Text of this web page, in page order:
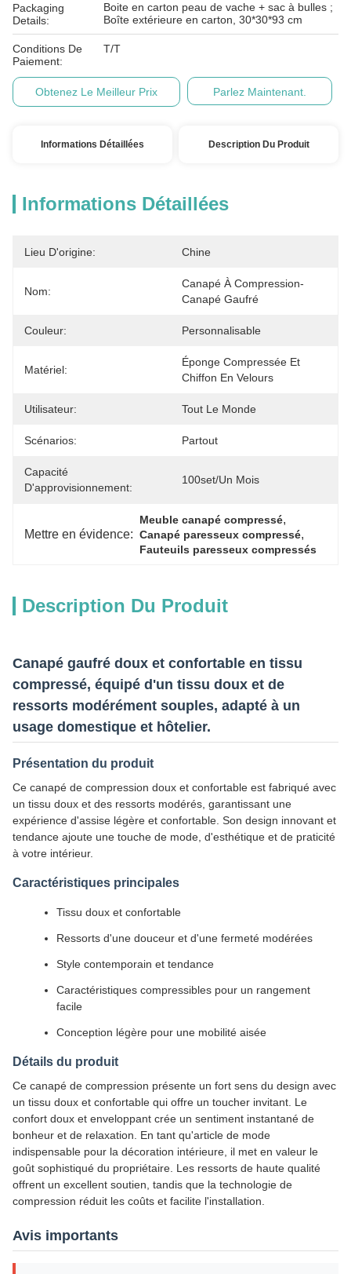
Packaging
Details:
Boite en carton peau de vache + sac à bulles ;
Boîte extérieure en carton, 30*30*93 cm
Conditions De
Paiement:
T/T
Obtenez Le Meilleur Prix Parlez Maintenant.
Informations Détaillées Description Du Produit
Informations Détaillées
Lieu D'origine: Chine
Nom:
Canapé À Compression-
Canapé Gaufré
Couleur: Personnalisable
Matériel:
Éponge Compressée Et
Chiffon En Velours
Utilisateur: Tout Le Monde
Scénarios: Partout
Capacité
D'approvisionnement:
100set/un Mois
Mettre en évidence:
Meuble canapé compressé,
Canapé paresseux compressé,
Fauteuils paresseux compressés
Description Du Produit
Canapé gaufré doux et confortable en tissu
compressé, équipé d'un tissu doux et de
ressorts modérément souples, adapté à un
usage domestique et hôtelier.
Présentation du produit
Ce canapé de compression doux et confortable est fabriqué avec
un tissu doux et des ressorts modérés, garantissant une
expérience d'assise légère et confortable. Son design innovant et
tendance ajoute une touche de mode, d'esthétique et de praticité
à votre intérieur.
Caractéristiques principales
Tissu doux et confortable
Ressorts d'une douceur et d'une fermeté modérées
Style contemporain et tendance
Caractéristiques compressibles pour un rangement
facile
Conception légère pour une mobilité aisée
Détails du produit
Ce canapé de compression présente un fort sens du design avec
un tissu doux et confortable qui offre un toucher invitant. Le
confort doux et enveloppant crée un sentiment instantané de
bonheur et de relaxation. En tant qu'article de mode
indispensable pour la décoration intérieure, il met en valeur le
goût sophistiqué du propriétaire. Les ressorts de haute qualité
offrent un excellent soutien, tandis que la technologie de
compression réduit les coûts et facilite l'installation.
Avis importants